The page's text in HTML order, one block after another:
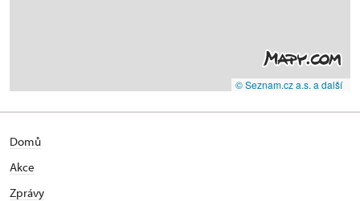
© Seznam.cz a.s. a další
Domů
Akce
Zprávy